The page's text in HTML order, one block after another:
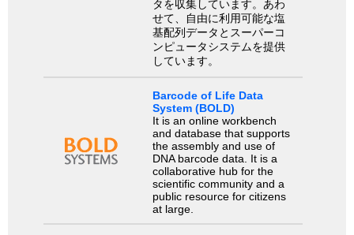
タを収集しています。あわ
せて、自由に利用可能な塩
基配列データとスーパーコ
ンピュータシステムを提供
しています。
Barcode of Life Data
System (BOLD)
It is an online workbench
and database that supports
the assembly and use of
DNA barcode data. It is a
collaborative hub for the
scientific community and a
public resource for citizens
at large.